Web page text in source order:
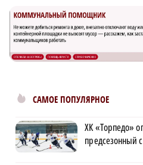
САМОЕ ПОПУЛЯРНОЕ
ХК «Торпедо»
предсезонный